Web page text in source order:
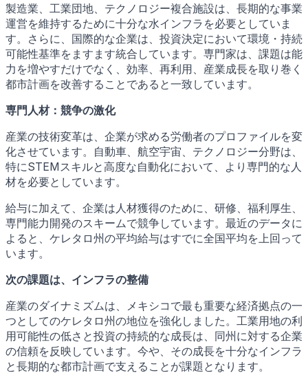
製造業、工業団地、テクノロジー複合施設は、長期的な事業
運営を維持するために十分な水インフラを必要としていま
す。さらに、国際的な企業は、投資決定において環境・持続
可能性基準をますます統合しています。専門家は、課題は能
力を増やすだけでなく、効率、再利用、産業成長を取り巻く
都市計画を改善することであると一致しています。
専門人材：競争の激化
産業の技術変革は、企業が求める労働者のプロファイルを変
化させています。自動車、航空宇宙、テクノロジー分野は、
特にSTEMスキルと高度な自動化において、より専門的な人
材を必要としています。
給与に加えて、企業は人材獲得のために、研修、福利厚生、
専門能力開発のスキームで競争しています。最近のデータに
よると、ケレタロ州の平均給与はすでに全国平均を上回って
います。
次の課題は、インフラの整備
産業のダイナミズムは、メキシコで最も重要な経済拠点の一
つとしてのケレタロ州の地位を強化しました。工業用地の利
用可能性の低さと投資の持続的な成長は、同州に対する企業
の信頼を反映しています。今や、その成長を十分なインフラ
と長期的な都市計画で支えることが課題となります。